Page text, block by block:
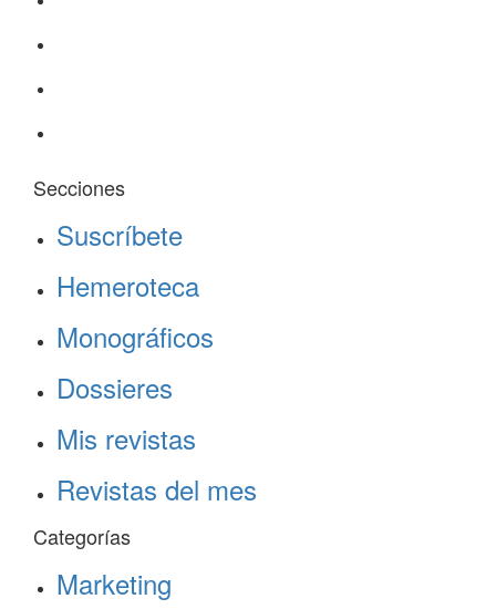
Secciones
Suscríbete
Hemeroteca
Monográficos
Dossieres
Mis revistas
Revistas del mes
Categorías
Marketing